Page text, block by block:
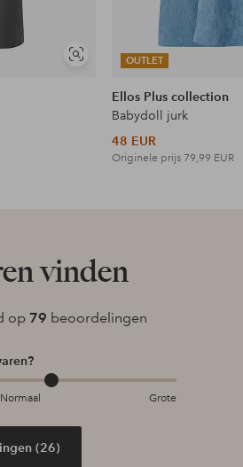
SoortgelijkeOUTLET
Ellos Plus collection
Babydoll jurk
48 EUR
Originele prijs 79,99 EUR
vinden
op 79 beoordelingen
Normaal Grote
(26)